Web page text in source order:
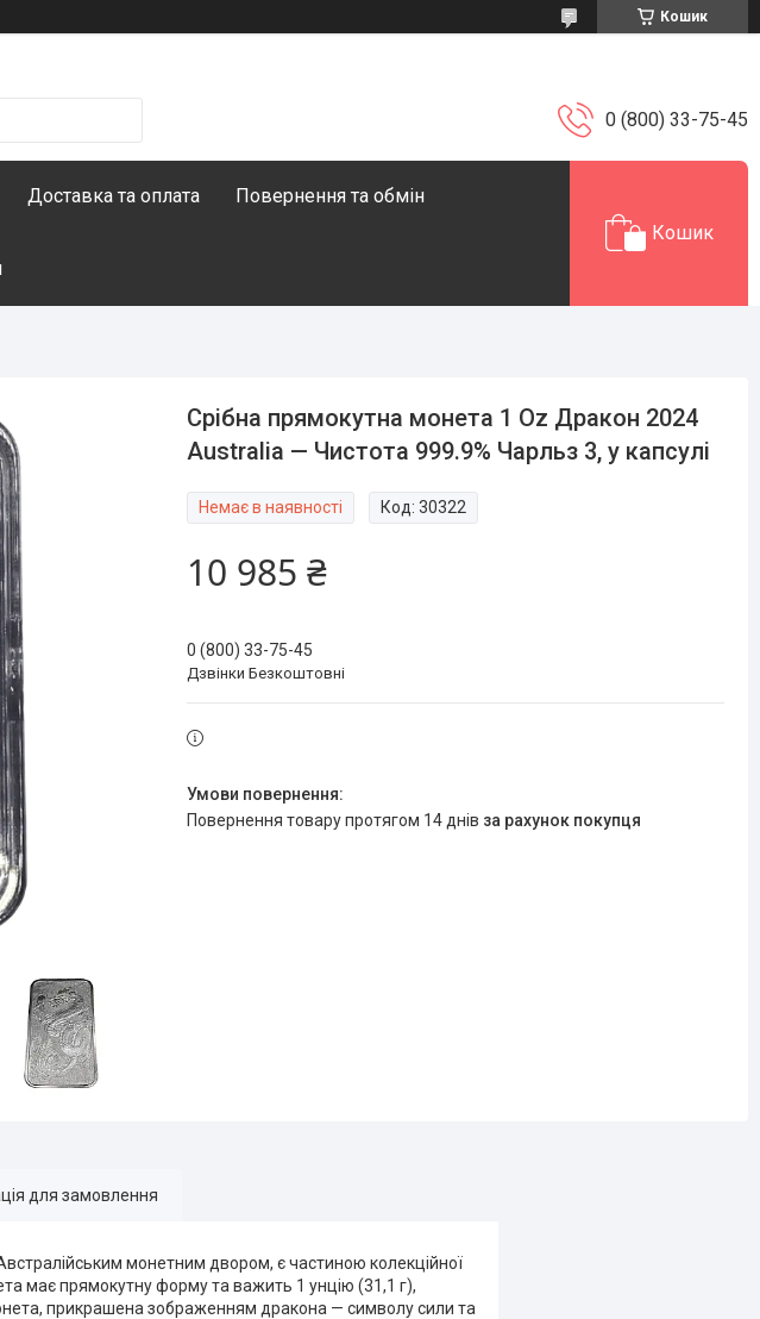
Кошик
0 (800) 33-75-45
Доставка та оплата Повернення та обмін
Кошик
Срібна прямокутна монета 1 Oz Дракон 2024
Australia — Чистота 999.9% Чарльз 3, у капсулі
Немає в наявності Код:30322
10 985 ₴
0 (800) 33-75-45
Дзвінки Безкоштовні
повернення товару протягом 14 днів за рахунок покупця
для замовлення
монетним двором, є частиною колекційної
має прямокутну форму та важить 1 унцію (31,1 г),
прикрашена зображенням дракона — символу сили та